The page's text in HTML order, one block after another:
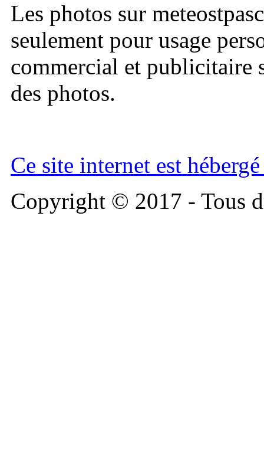
Les photos sur
seulement pour usage
commercial et publicitaire
des photos.
Ce site internet est
Copyright © 2017 - Tous